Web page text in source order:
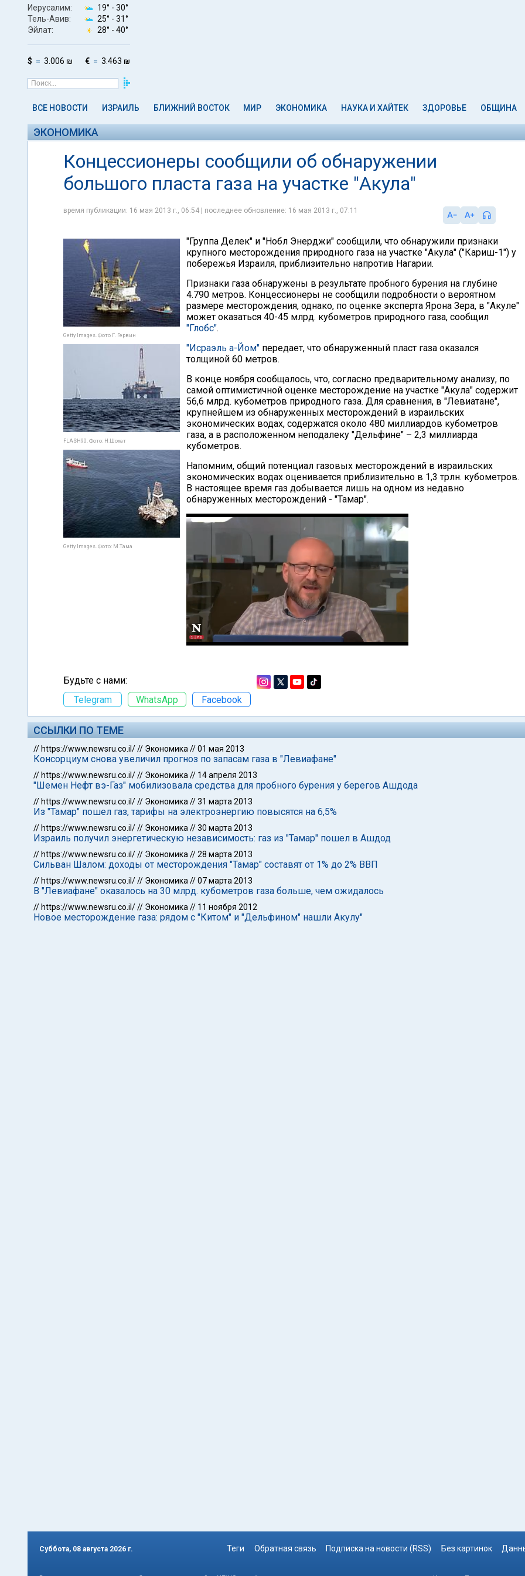
Иерусалим: 19° - 30°
Тель-Авив:
25° - 31°
Эйлат:
28° - 40°
$ 3.006 ₪ € 3.463 ₪
ВСЕ НОВОСТИ ИЗРАИЛЬ БЛИЖНИЙ ВОСТОК МИР ЭКОНОМИКА НАУКА И ХАЙТЕК ЗДОРОВЬЕ ОБЩИНА
ЭКОНОМИКА
Концессионеры сообщили об обнаружении
большого пласта газа на участке "Акула"
время публикации: 16 мая 2013 г., 06:54 | последнее обновление: 16 мая 2013 г., 07:11
Getty Images. Фото Г. Гервин
FLASH90. Фото: Н.Шохат
Getty Images. Фото: М.Тама
"Группа Делек" и "Нобл Энерджи" сообщили, что обнаружили признаки
крупного месторождения природного газа на участке "Акула" ("Кариш-1") у
побережья Израиля, приблизительно напротив Нагарии.
Признаки газа обнаружены в результате пробного бурения на глубине
4.790 метров. Концессионеры не сообщили подробности о вероятном
размере месторождения, однако, по оценке эксперта Ярона Зера, в "Акуле"
может оказаться 40-45 млрд. кубометров природного газа, сообщил
"Глобс".
"Исраэль а-Йом" передает, что обнаруженный пласт газа оказался
толщиной 60 метров.
В конце ноября сообщалось, что, согласно предварительному анализу, по
самой оптимистичной оценке месторождение на участке "Акула" содержит
56,6 млрд. кубометров природного газа. Для сравнения, в "Левиатане",
крупнейшем из обнаруженных месторождений в израильских
экономических водах, содержатся около 480 миллиардов кубометров
газа, а в расположенном неподалеку "Дельфине" – 2,3 миллиарда
кубометров.
Напомним, общий потенциал газовых месторождений в израильских
экономических водах оценивается приблизительно в 1,3 трлн. кубометров.
В настоящее время газ добывается лишь на одном из недавно
обнаруженных месторождений - "Тамар".
Будьте с нами:
Telegram
WhatsApp Facebook
ССЫЛКИ ПО ТЕМЕ
// https://www.newsru.co.il/// Экономика //01 мая 2013
Консорциум снова увеличил прогноз по запасам газа в "Левиафане"
// https://www.newsru.co.il/// Экономика // 14 апреля 2013
"Шемен Нефт вэ-Газ" мобилизовала средства для пробного бурения у берегов Ашдода
// https://www.newsru.co.il/// Экономика //31 марта 2013
Из "Тамар" пошел газ, тарифы на электроэнергию повысятся на 6,5%
// https://www.newsru.co.il/// Экономика //30 марта 2013
Израиль получил энергетическую независимость: газ из "Тамар" пошел в Ашдод
// https://www.newsru.co.il/// Экономика //28 марта 2013
Сильван Шалом: доходы от месторождения "Тамар" составят от 1% до 2% ВВП
// https://www.newsru.co.il/// Экономика //07 марта 2013
В "Левиафане" оказалось на 30 млрд. кубометров газа больше, чем ожидалось
// https://www.newsru.co.il/// Экономика // 11 ноября 2012
Новое месторождение газа: рядом с "Китом" и "Дельфином" нашли Акулу"
Суббота, 08 августа 2026 г. Теги Обратная связь Подписка на новости (RSS) Без картинок